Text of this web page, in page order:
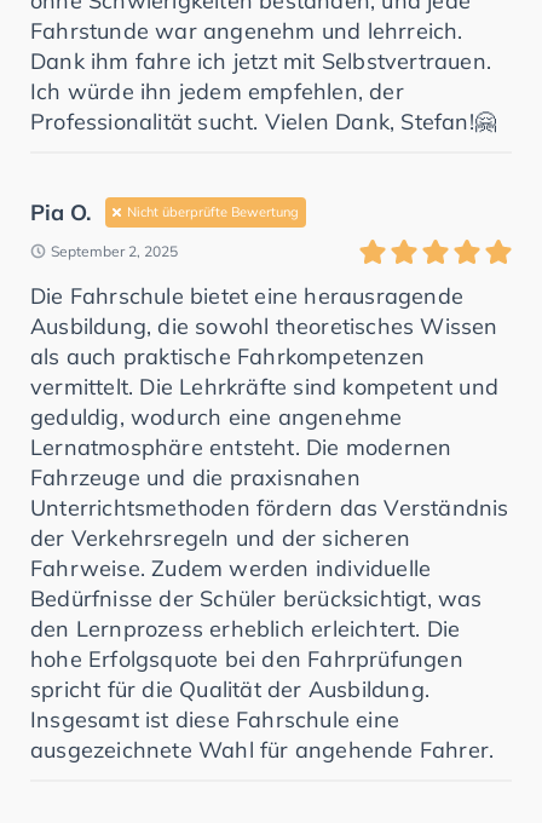
Fahrstunde war angenehm und lehrreich.
Dank ihm fahre ich jetzt mit Selbstvertrauen.
Ich würde ihn jedem empfehlen, der
Professionalität sucht. Vielen Dank, Stefan!🤗
Pia O. Nicht überprüfte Bewertung
September 2, 2025
Die Fahrschule bietet eine herausragende
Ausbildung, die sowohl theoretisches Wissen
als auch praktische Fahrkompetenzen
vermittelt. Die Lehrkräfte sind kompetent und
geduldig, wodurch eine angenehme
Lernatmosphäre entsteht. Die modernen
Fahrzeuge und die praxisnahen
Unterrichtsmethoden fördern das Verständnis
der Verkehrsregeln und der sicheren
Fahrweise. Zudem werden individuelle
Bedürfnisse der Schüler berücksichtigt, was
den Lernprozess erheblich erleichtert. Die
hohe Erfolgsquote bei den Fahrprüfungen
spricht für die Qualität der Ausbildung.
Insgesamt ist diese Fahrschule eine
ausgezeichnete Wahl für angehende Fahrer.